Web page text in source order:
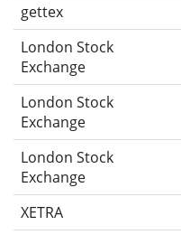
gettex
London Stock
Exchange
London Stock
Exchange
London Stock
Exchange
XETRA